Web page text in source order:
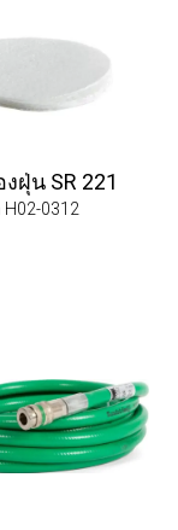
ฝุ่น SR 221
0312